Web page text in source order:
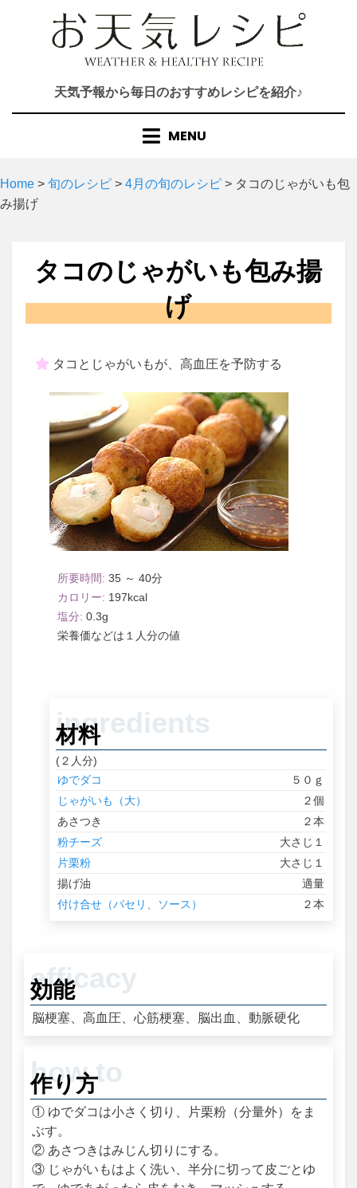
天気予報から毎日のおすすめレシピを紹介♪
MENU
Home > 旬のレシピ > 4月の旬のレシピ > タコのじゃがいも包
み揚げ
タコのじゃがいも包み揚
げ
タコとじゃがいもが、高血圧を予防する
35 ～ 40
197
0.3
１人分
材料
(２人分)
ゆでダコ
５０ｇ
じゃがいも（大）
２個
あさつき
２本
粉チーズ
大さじ１
片栗粉
大さじ１
揚げ油
適量
付け合せ（パセリ、ソース）
２本
効能
脳梗塞、高血圧、心筋梗塞、脳出血、動脈硬化
作り方
① ゆでダコは小さく切り、片栗粉（分量外）をま
ぶす。
② あさつきはみじん切りにする。
③ じゃがいもはよく洗い、半分に切って皮ごとゆ